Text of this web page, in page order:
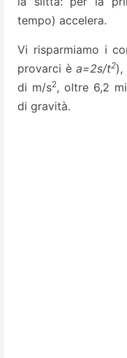
tempo) accelera.
Vi risparmiamo i
provarci è a=2s/t2),
di m/s2, oltre 6,2
di gravità.